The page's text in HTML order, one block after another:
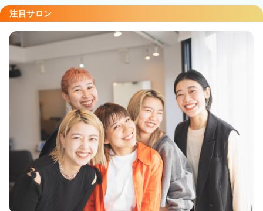
職種・技能ランク
美容師スタイリスト
カラーリスト フロント・レセプション
ヘアメイク・美容部員 アイリスト
ネイリスト エステティシャン
講師・インストラクター 営業・販売スタッフ・その他
雇用形態
注目サロン